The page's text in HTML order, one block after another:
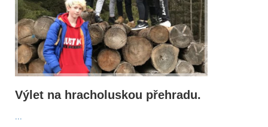
Výlet na hracholuskou přehradu.